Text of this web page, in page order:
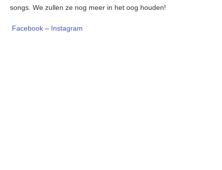
songs. We zullen ze nog meer in het oog houden!
Facebook – Instagram